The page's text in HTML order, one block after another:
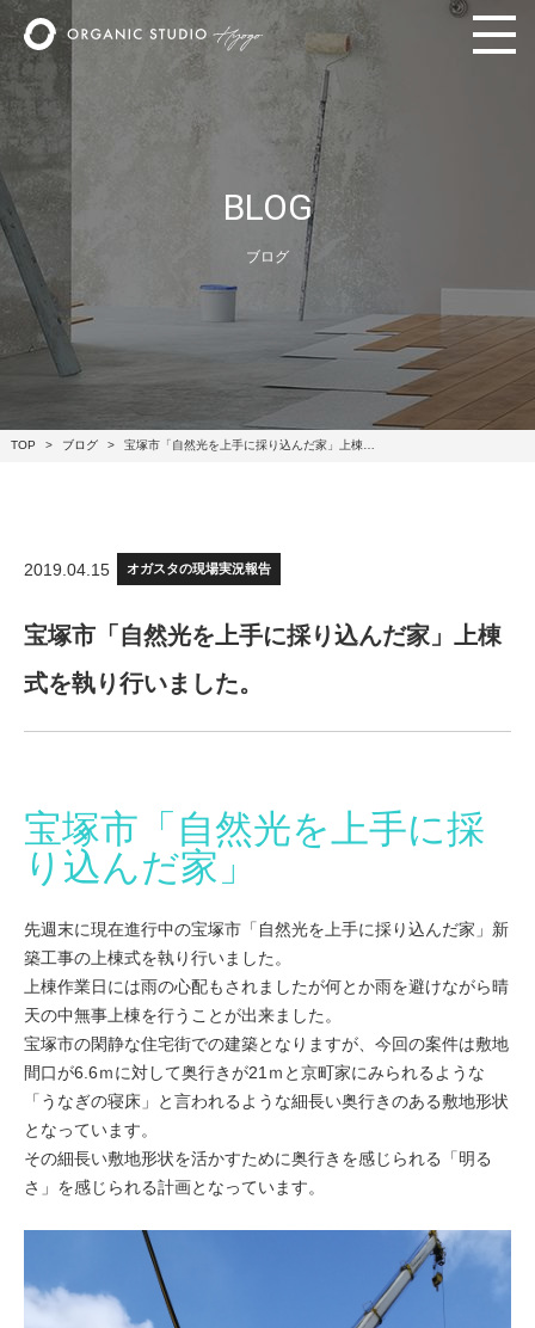
BLOG
ブログ
TOP ブログ 宝塚市「自然光を上手に採り込んだ家」上棟…
2019.04.15 オガスタの現場実況報告
宝塚市「自然光を上手に採り込んだ家」上棟
式を執り行いました。
宝塚市「自然光を上手に採
り込んだ家」
先週末に現在進行中の宝塚市「自然光を上手に採り込んだ家」新
築工事の上棟式を執り行いました。
上棟作業日には雨の心配もされましたが何とか雨を避けながら晴
天の中無事上棟を行うことが出来ました。
宝塚市の閑静な住宅街での建築となりますが、今回の案件は敷地
間口が6.6ｍに対して奥行きが21ｍと京町家にみられるような
「うなぎの寝床」と言われるような細長い奥行きのある敷地形状
となっています。
その細長い敷地形状を活かすために奥行きを感じられる「明る
さ」を感じられる計画となっています。